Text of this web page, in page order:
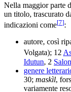
Nella maggior parte
un titolo, trascurato
indicazioni come[7]:
autore, così
Volgata); 12
Idutun, 2
genere
30; maskìl,
variamente